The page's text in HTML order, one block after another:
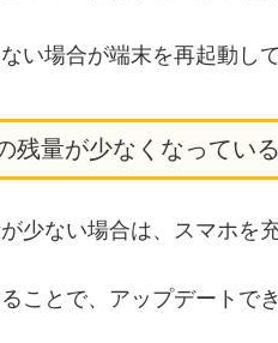
い場合が端末を再起動し
残量が少なくなってい
少ない場合は、スマホを
ことで、アップデートで